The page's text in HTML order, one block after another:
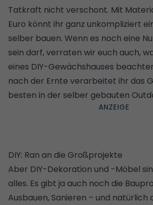
Tatkraft nicht verschont. Mit
Euro könnt ihr ganz unkompliziert
selber bauen. Wenn es noch eine
sein darf, verraten wir euch auch,
eines DIY-Gewächshauses
nach der Ernte verarbeitet ihr das
besten in der selber gebauten
DIY: Ran an die Großprojekte
Aber DIY-Dekoration und -Möbel
alles. Es gibt ja auch noch die
Ausbauen, Sanieren – und natürlich